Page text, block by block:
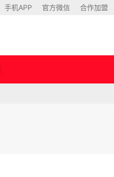
手机APP 官方微信 合作加盟